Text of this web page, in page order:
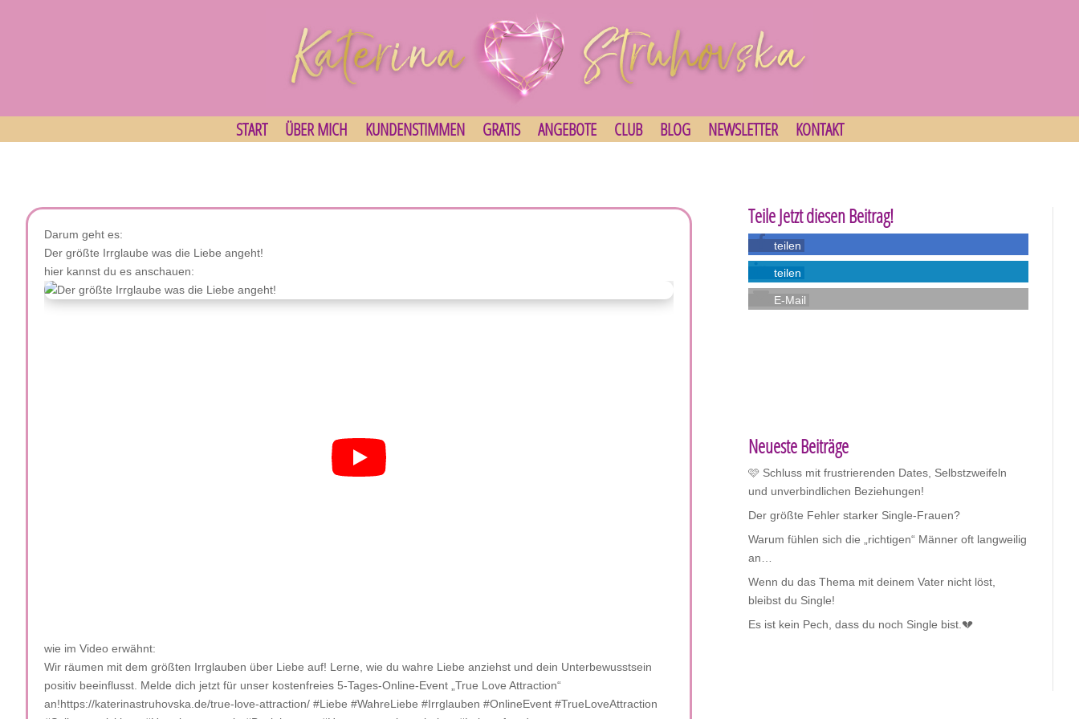
START ÜBER MICH KUNDENSTIMMEN GRATIS ANGEBOTE CLUB BLOG NEWSLETTER KONTAKT
Darum geht es:
Der größte Irrglaube was die Liebe angeht!
hier kannst du es anschauen:
wie im Video erwähnt:
Wir räumen mit dem größten Irrglauben über Liebe auf! Lerne, wie du wahre Liebe anziehst und dein Unterbewusstsein
positiv beeinflusst. Melde dich jetzt für unser kostenfreies 5-Tages-Online-Event „True Love Attraction“
an!https://katerinastruhovska.de/true-love-attraction/ #Liebe #WahreLiebe #Irrglauben #OnlineEvent #TrueLoveAttraction
Teile Jetzt diesen Beitrag!
teilen
teilen
E-Mail
Neueste Beiträge
🩷 Schluss mit frustrierenden Dates, Selbstzweifeln
und unverbindlichen Beziehungen!
Der größte Fehler starker Single-Frauen?
Warum fühlen sich die „richtigen“ Männer oft langweilig
an…
Wenn du das Thema mit deinem Vater nicht löst,
bleibst du Single!
Es ist kein Pech, dass du noch Single bist.💔